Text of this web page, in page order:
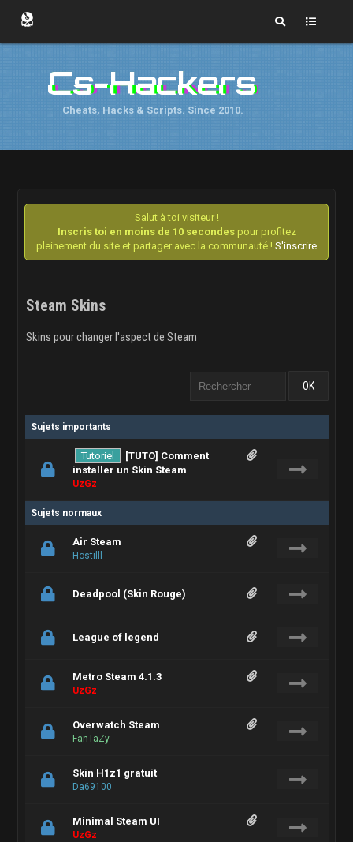
Cs-Hackers
Cheats, Hacks & Scripts. Since 2010.
Salut à toi visiteur !
Inscris toi en moins de 10 secondespour profitez
pleinement du site et partager avec la communauté ! S'inscrire
Steam Skins
Skins pour changer l'aspect de Steam
Sujets importants
Tutoriel
[TUTO] Comment
installer un Skin Steam
UzGz
Sujets normaux
Air Steam
Hostilll
Deadpool (Skin Rouge)
League of legend
Metro Steam 4.1.3
UzGz
Overwatch Steam
FanTaZy
Skin H1z1 gratuit
Da69100
Minimal Steam UI
UzGz